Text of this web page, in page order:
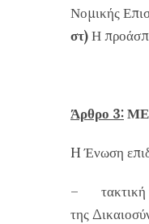
Νομικής
στ)Η
Άρθρο 3:
H Ένωση
– τακτική
της